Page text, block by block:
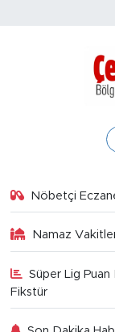
Nöbetçi
Namaz
Süper Lig Puan
Fikstür